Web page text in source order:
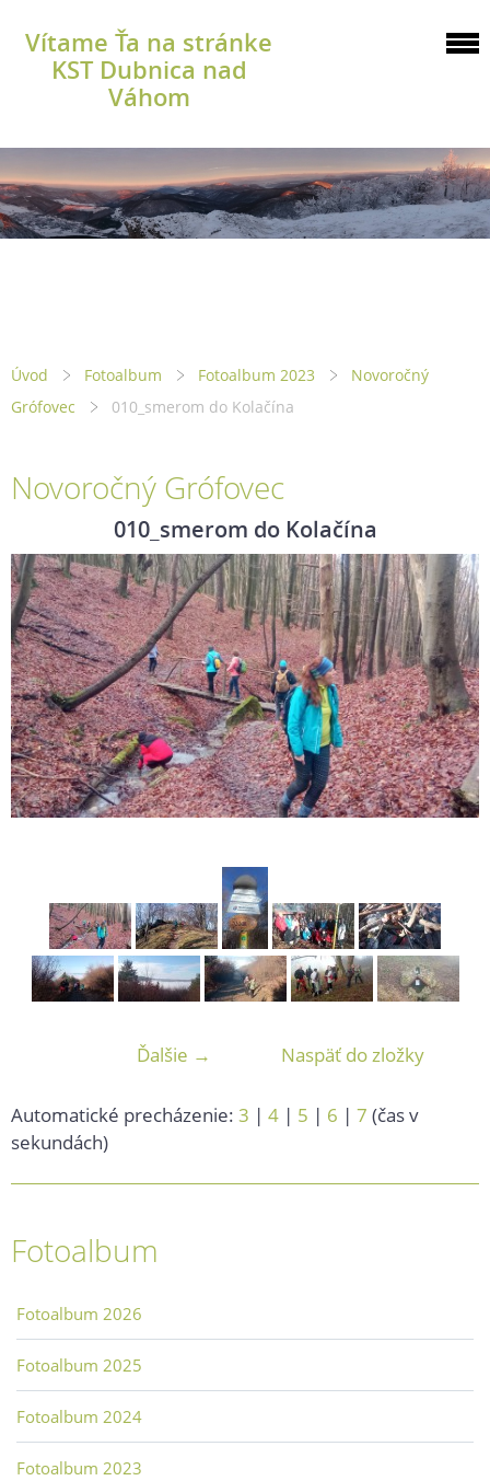
Vítame Ťa na stránke
KST Dubnica nad
Váhom
Úvod Fotoalbum Fotoalbum 2023
Novoročný
Grófovec
010_smerom do Kolačína
Novoročný Grófovec
010_smerom do Kolačína
Ďalšie → Naspäť do zložky
Automatické precházenie: 3 | 4 | 5 | 6 | 7 (čas v
sekundách)
Fotoalbum
Fotoalbum 2026
Fotoalbum 2025
Fotoalbum 2024
Fotoalbum 2023